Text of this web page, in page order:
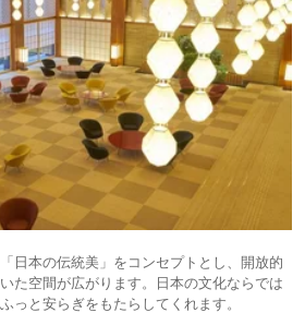
日本の伝統美」をコンセプトとし、開放的
た空間が広がります。日本の文化ならでは
っと安らぎをもたらしてくれます。